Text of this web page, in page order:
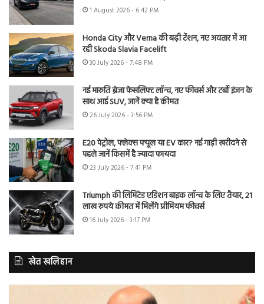
1 August 2026 - 6:42 PM
Honda City और Verna की बढ़ी टेंशन, नए अवतार में आ
रही Skoda Slavia Facelift
30 July 2026 - 7:48 PM
नई मारुति ब्रेजा फेसलिफ्ट लॉन्च, नए फीचर्स और टर्बो इंजन के
साथ आई SUV, जानें क्या है कीमत
26 July 2026 - 3:56 PM
E20 पेट्रोल, फ्लेक्स फ्यूल या EV कार? नई गाड़ी खरीदने से
पहले जानें किसमें है ज्यादा फायदा
23 July 2026 - 7:41 PM
Triumph की लिमिटेड एडिशन बाइक लॉन्च के लिए तैयार, 21
लाख रुपये कीमत में मिलेंगे प्रीमियम फीचर्स
16 July 2026 - 3:17 PM
खेत खलिहान